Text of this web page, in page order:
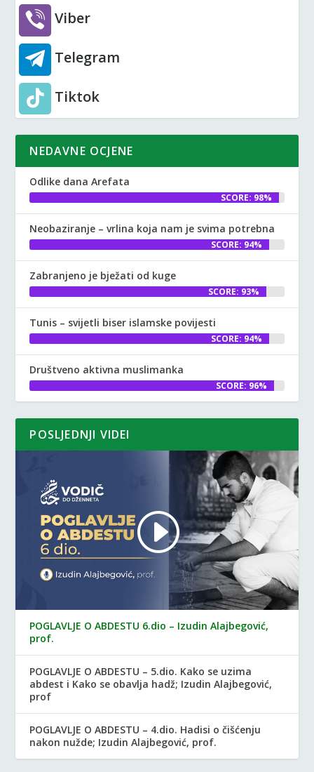
Viber
Telegram
Tiktok
NEDAVNE OCJENE
Odlike dana Arefata
SCORE: 98%
Neobaziranje – vrlina koja nam je svima potrebna
SCORE: 94%
Zabranjeno je bježati od kuge
SCORE: 93%
Tunis – svijetli biser islamske povijesti
SCORE: 94%
Društveno aktivna muslimanka
SCORE: 96%
POSLJEDNJI VIDEI
POGLAVLJE O ABDESTU 6.dio – Izudin Alajbegović,
prof.
POGLAVLJE O ABDESTU – 5.dio. Kako se uzima
abdest i Kako se obavlja hadž; Izudin Alajbegović,
prof
POGLAVLJE O ABDESTU – 4.dio. Hadisi o čišćenju
nakon nužde; Izudin Alajbegović, prof.